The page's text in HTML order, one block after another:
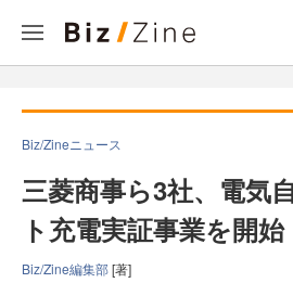
Biz/Zineニュース
三菱商事ら3社、電気
ト充電実証事業を開始
Biz/Zine編集部[著]